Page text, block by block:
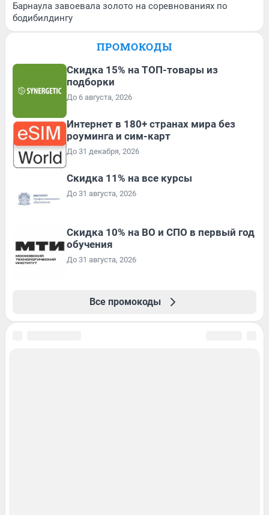
Барнаула завоевала золото на соревнованиях по
бодибилдингу
ПРОМОКОДЫ
Скидка 15% на ТОП-товары из
подборки
До 6 августа, 2026
Интернет в 180+ странах мира без
роуминга и сим-карт
До 31 декабря, 2026
Скидка 11% на все курсы
До 31 августа, 2026
Скидка 10% на ВО и СПО в первый год
обучения
До 31 августа, 2026
Все промокоды